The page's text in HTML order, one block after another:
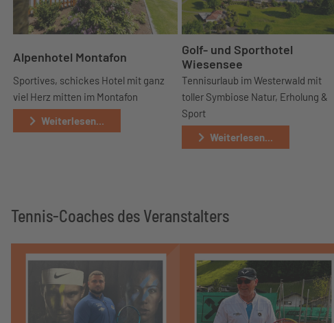
Alpenhotel Montafon
Sportives, schickes Hotel mit ganz
viel Herz mitten im Montafon
Weiterlesen...
Golf- und Sporthotel
Wiesensee
Tennisurlaub im Westerwald mit
toller Symbiose Natur, Erholung &
Sport
Weiterlesen...
Tennis-Coaches des Veranstalters